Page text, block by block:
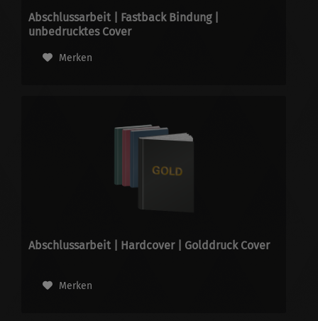
Abschlussarbeit | Fastback Bindung |
unbedrucktes Cover
Merken
Abschlussarbeit | Hardcover | Golddruck Cover
Merken